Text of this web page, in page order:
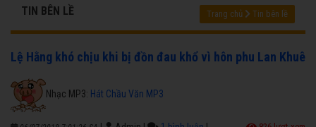
TIN BÊN LỀ Trang chủ Tin bên lề
Lệ Hằng khó chịu khi bị đồn đau khổ vì hôn phu Lan Khuê
Nhạc MP3: Hát Chầu Văn MP3